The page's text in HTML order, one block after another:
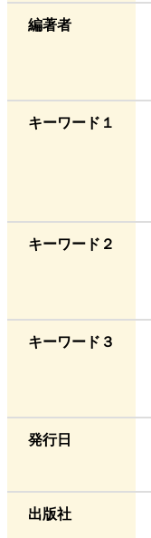
編著者
キーワード１
キーワード２
キーワード３
発行日
出版社